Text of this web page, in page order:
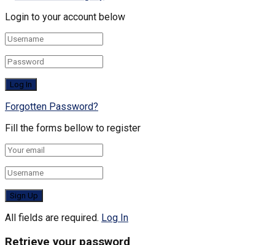
Login to your account below
Forgotten Password?
Fill the forms bellow to register
All fields are required. Log In
Retrieve your password